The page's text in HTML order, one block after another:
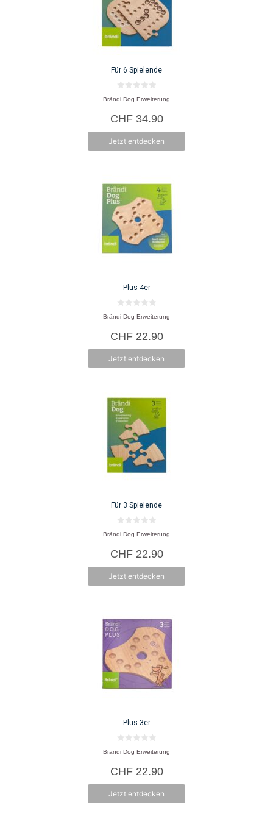
Für 6 Spielende
0
v
n
5
Brändi Dog Erweiterung
CHF34.90
Jetzt entdecken
Plus 4er
0
v
n
5
Brändi Dog Erweiterung
CHF22.90
Jetzt entdecken
Für 3 Spielende
0
v
n
5
Brändi Dog Erweiterung
CHF22.90
Jetzt entdecken
Plus 3er
0
v
n
5
Brändi Dog Erweiterung
CHF22.90
Jetzt entdecken